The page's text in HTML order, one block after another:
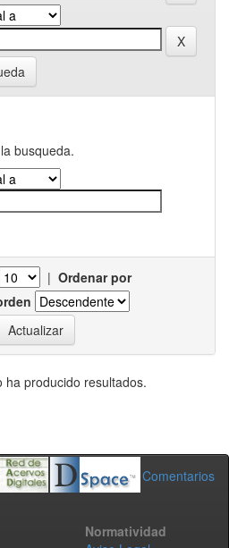
busqueda.
| Ordenar por
ha producido resultados.
Comentarios
Normatividad